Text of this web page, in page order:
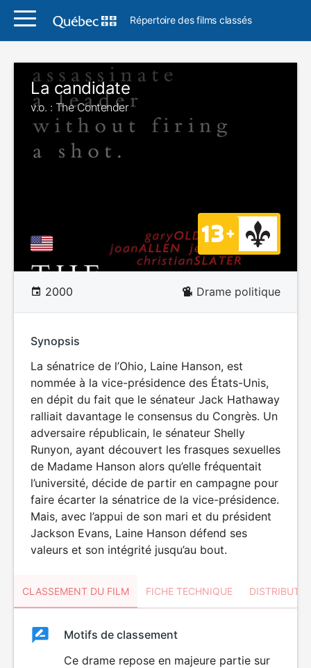
Répertoire des films classés
La candidate
v.o. : The Contender
2000 Drame politique
Synopsis
La sénatrice de l’Ohio, Laine Hanson, est
nommée à la vice-présidence des États-Unis,
en dépit du fait que le sénateur Jack Hathaway
ralliait davantage le consensus du Congrès. Un
adversaire républicain, le sénateur Shelly
Runyon, ayant découvert les frasques sexuelles
de Madame Hanson alors qu’elle fréquentait
l’université, décide de partir en campagne pour
faire écarter la sénatrice de la vice-présidence.
Mais, avec l’appui de son mari et du président
Jackson Evans, Laine Hanson défend ses
valeurs et son intégrité jusqu’au bout.
CLASSEMENT DU FILM FICHE TECHNIQUE
ClassementClassement
Motifs de classement
Ce drame repose en majeure partie sur